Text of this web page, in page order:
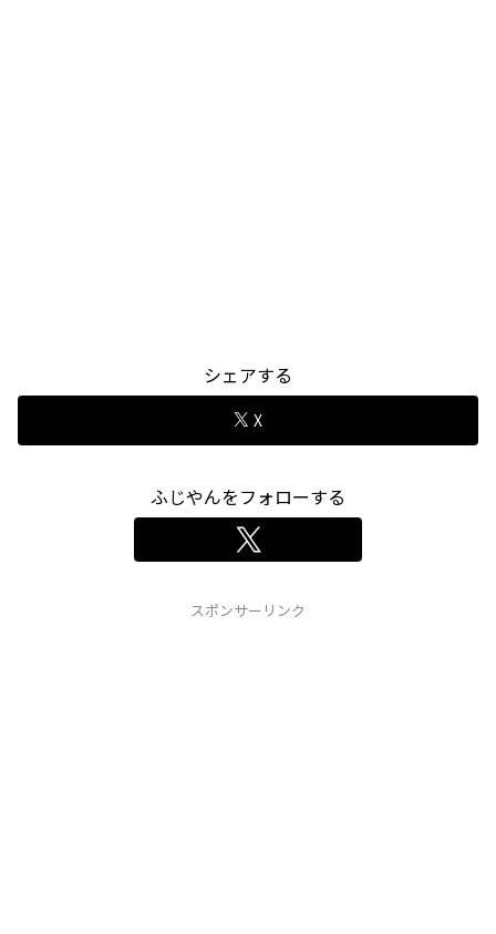
シェアする
X
ふじやんをフォローする
スポンサーリンク